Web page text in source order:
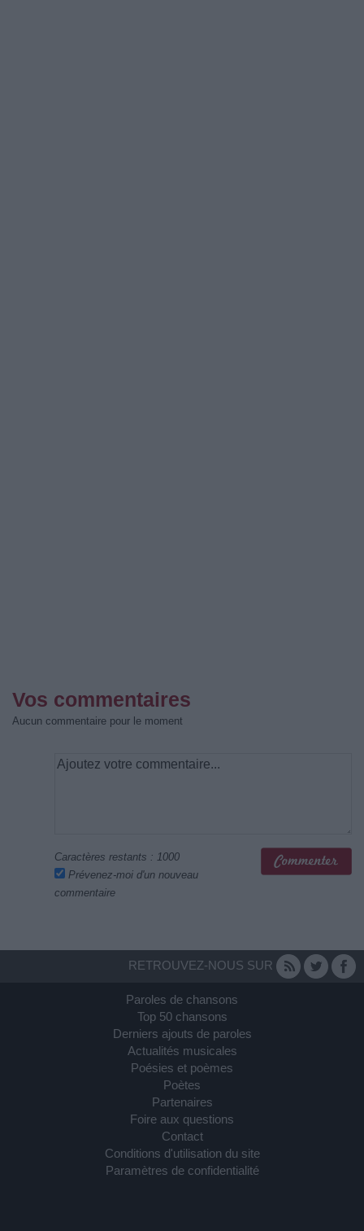
Vos commentaires
Aucun commentaire pour le moment
Caractères restants : 1000
Prévenez-moi d'un nouveau
commentaire
RETROUVEZ-NOUS SUR
Paroles de chansons
Top 50 chansons
Derniers ajouts de paroles
Actualités musicales
Poésies et poèmes
Poètes
Partenaires
Foire aux questions
Contact
Conditions d'utilisation du site
Paramètres de confidentialité